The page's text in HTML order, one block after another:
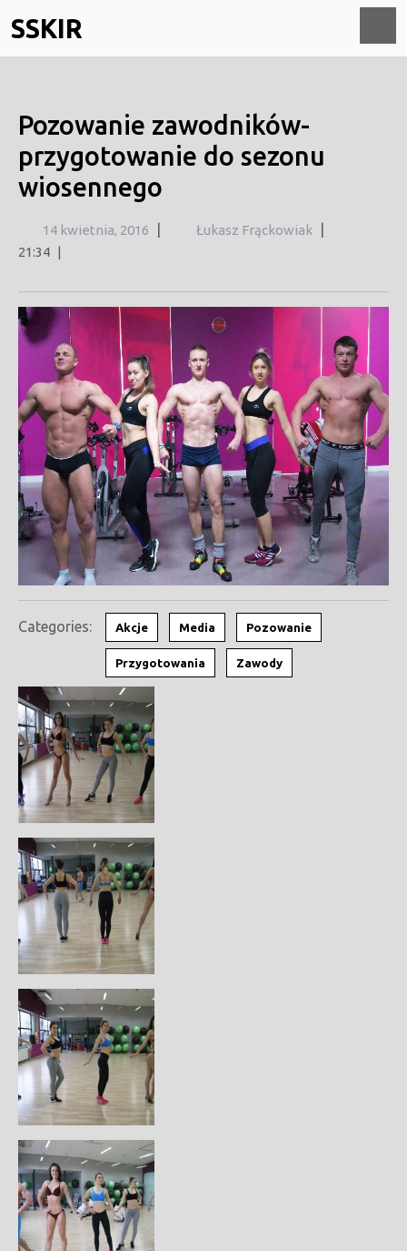
to
content
SSKIR
Pozowanie zawodników-
przygotowanie do sezonu
wiosennego
14 kwietnia, 201614
Łukasz Frąckowiak
21:34 |
Categories: Akcje Media Pozowanie
Przygotowania Zawody